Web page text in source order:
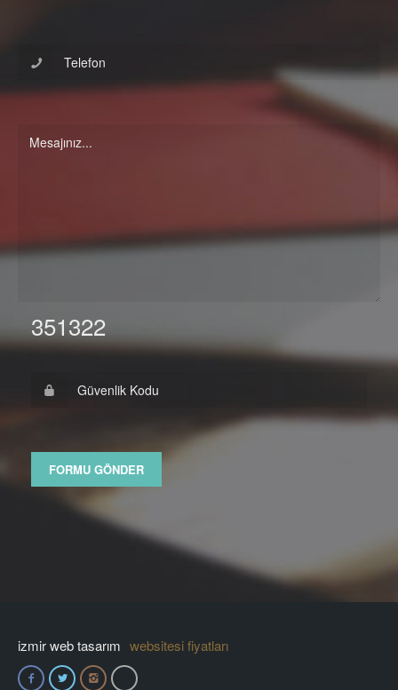
351322
izmir web tasarım websitesi fiyatları